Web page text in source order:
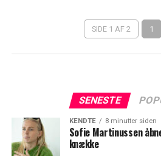
SIDE 1 AF 2 1
SENESTE
KENDTE 8 minutter siden
Sofie Martinussen
knække